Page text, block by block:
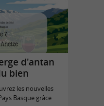
d'antan
bien
les nouvelles
Basque grâce